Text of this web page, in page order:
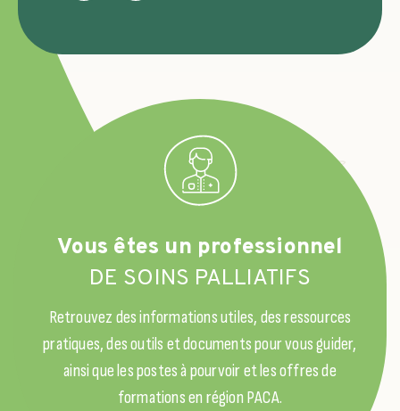
Vous êtes un professionnel
DE SOINS PALLIATIFS
Retrouvez des informations utiles, des ressources
pratiques, des outils et documents pour vous guider,
ainsi que les postes à pourvoir et les offres de
formations en région PACA.